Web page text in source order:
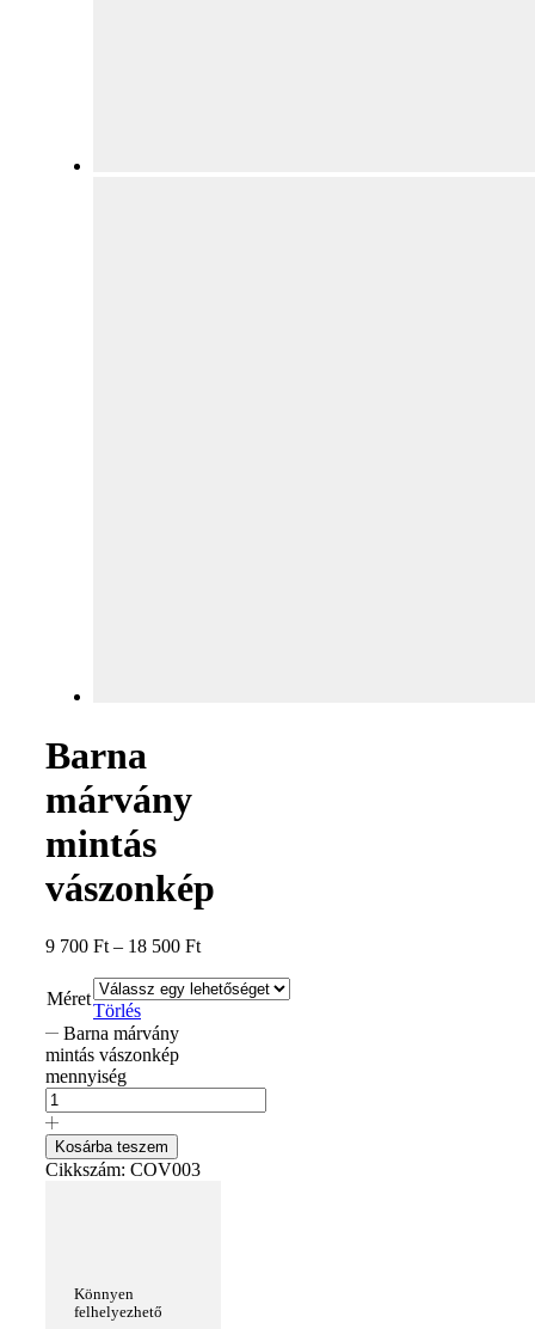
Barna
márvány
mintás
vászonkép
9 700 Ft – 18 500 Ft
Méret
Törlés
Barna márvány
mintás vászonkép
mennyiség
Kosárba teszem
Cikkszám: COV003
Könnyen
felhelyezhető